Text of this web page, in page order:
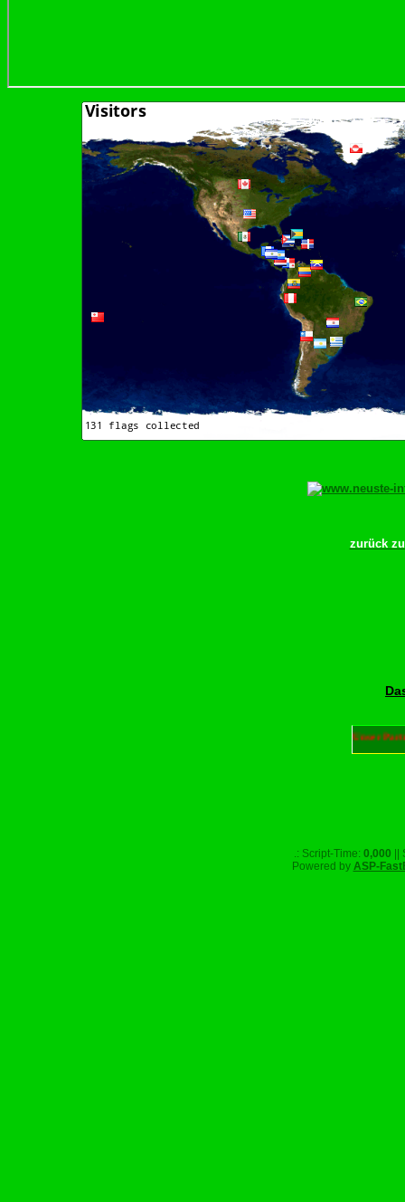
zurück
Unser
.: Script-Time: 0,000
Powered by ASP-